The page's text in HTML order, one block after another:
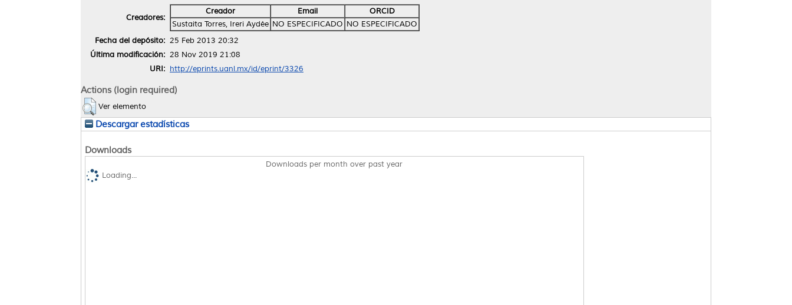
Creadores:
Creador Email
ORCID
Sustaita Torres, Ireri Aydée NO ESPECIFICADO NO ESPECIFICADO
Fecha del depósito: 25 Feb 2013 20:32
Última modificación: 28 Nov 2019 21:08
URI: http://eprints.uanl.mx/id/eprint/3326
Actions (login required)
Ver elemento
Descargar estadísticas
Downloads
Downloads per month over past year
Loading...